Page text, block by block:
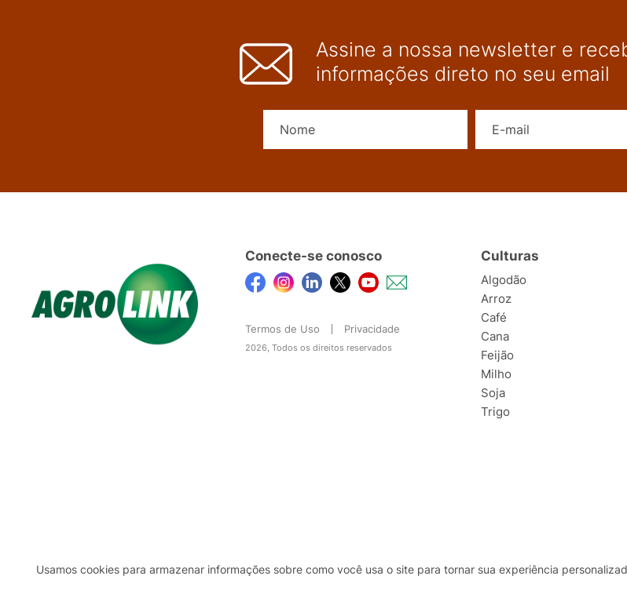
Assine a nossa newsletter e
informações direto no seu email
Conecte-se conosco
Termos de Uso Privacidade
2026, Todos os direitos reservados
Culturas
Algodão
Arroz
Café
Cana
Feijão
Milho
Soja
Trigo
Usamos cookies para armazenar informações sobre como você usa o site para tornar sua experiência